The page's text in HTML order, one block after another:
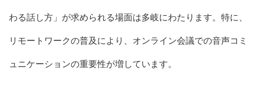
わる話し方」が求められる場面は多岐にわたります。特に、
リモートワークの普及により、オンライン会議での音声コミ
ュニケーションの重要性が増しています。